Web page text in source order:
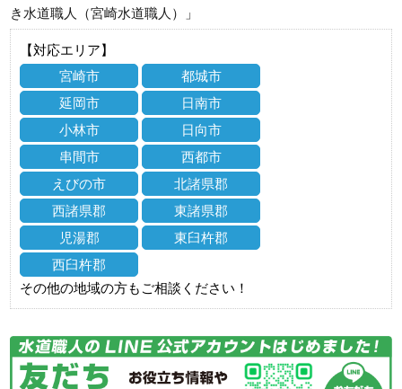
き水道職人（宮崎水道職人）」
【対応エリア】
宮崎市
都城市
延岡市
日南市
小林市
日向市
串間市
西都市
えびの市
北諸県郡
西諸県郡
東諸県郡
児湯郡
東臼杵郡
西臼杵郡
その他の地域の方もご相談ください！